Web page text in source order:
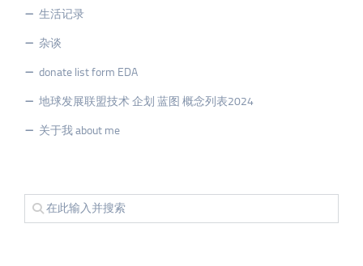
生活记录
杂谈
donate list form EDA
地球发展联盟技术 企划 蓝图 概念列表2024
关于我 about me